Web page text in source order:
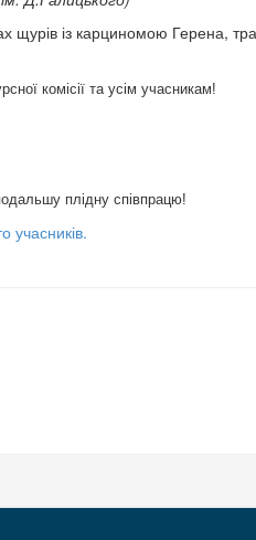
щурів із карциномою Герена,
комісії та усім учасникам!
плідну співпрацю!
учасників.